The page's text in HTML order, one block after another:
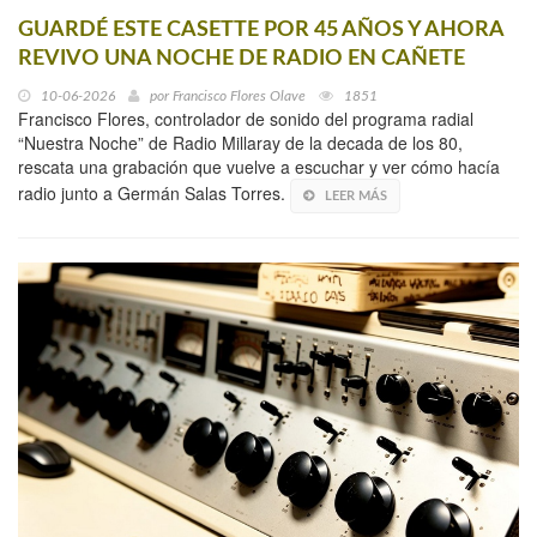
GUARDÉ ESTE CASETTE POR 45 AÑOS Y AHORA
REVIVO UNA NOCHE DE RADIO EN CAÑETE
10-06-2026 por Francisco Flores Olave 1851
Francisco Flores, controlador de sonido del programa radial
“Nuestra Noche” de Radio Millaray de la decada de los 80,
rescata una grabación que vuelve a escuchar y ver cómo hacía
radio junto a Germán Salas Torres.
LEER MÁS